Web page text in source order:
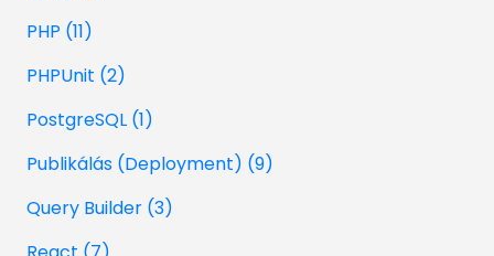
PHP (11)
PHPUnit (2)
PostgreSQL (1)
Publikálás (Deployment) (9)
Query Builder (3)